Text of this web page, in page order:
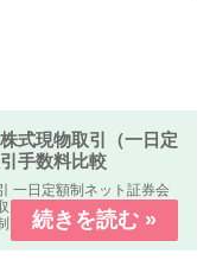
式現物取引（一日定
手数料比較
一日定額制ネット証券会
引の「株式手数料比較表
）」を作成しました。何
パソコン、スマートフォ
ト」で簡単に口座開設・